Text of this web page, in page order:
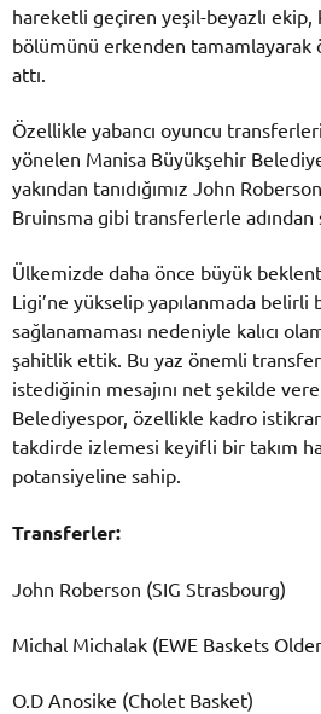
hareketli geçiren yeşil-beyazlı
bölümünü erkenden
attı.
Özellikle yabancı oyuncu
yönelen Manisa Büyükşehir
yakından tanıdığımız John
Bruinsma gibi transferlerle
Ülkemizde daha önce büyük
Ligi’ne yükselip yapılanmada belirli
sağlanamaması nedeniyle kalıcı
şahitlik ettik. Bu yaz önemli
istediğinin mesajını net şekilde
Belediyespor, özellikle kadro
takdirde izlemesi keyifli bir takım
potansiyeline sahip.
Transferler:
John Roberson (SIG Strasbourg)
Michal Michalak (EWE Baskets
O.D Anosike (Cholet Basket)